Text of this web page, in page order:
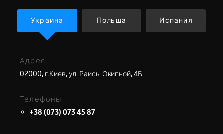
Украина Польша Испания
Адрес
02000, г.Киев, ул. Раисы Окипной, 4Б
Телефоны
+38 (073) 073 45 87